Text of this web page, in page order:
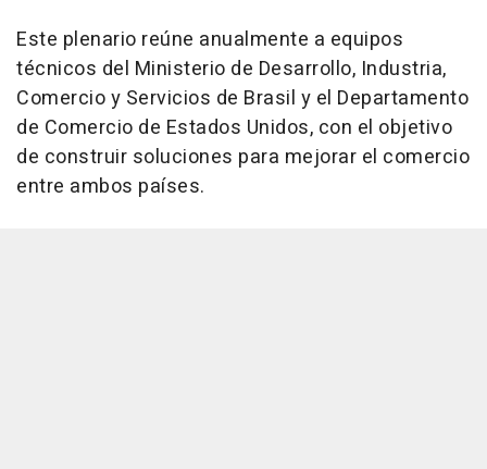
Este plenario reúne anualmente a equipos
técnicos del Ministerio de Desarrollo, Industria,
Comercio y Servicios de Brasil y el Departamento
de Comercio de Estados Unidos, con el objetivo
de construir soluciones para mejorar el comercio
entre ambos países.